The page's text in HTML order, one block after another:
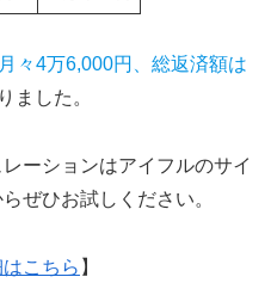
々4万6,000円、総返済額は
ました。
ーションはアイフルのサイ
ぜひお試しください。
こちら 】